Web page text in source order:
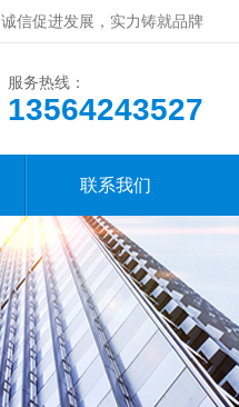
诚信促进发展，实力铸就品牌
服务热线：
13564243527
联系我们